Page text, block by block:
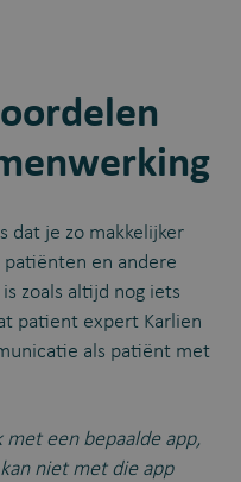
dat je zo makkelijker
en andere
zoals altijd nog iets
patient expert Karlien
als patiënt met
een bepaalde app,
niet met die app